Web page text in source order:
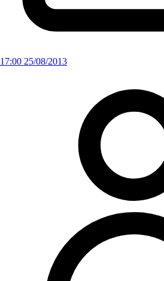
17:00 25/08/2013